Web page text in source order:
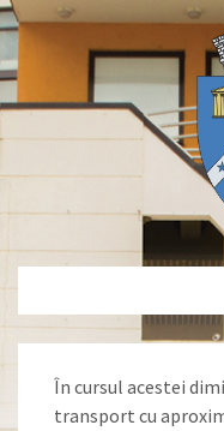
În cursul acestei
transport cu